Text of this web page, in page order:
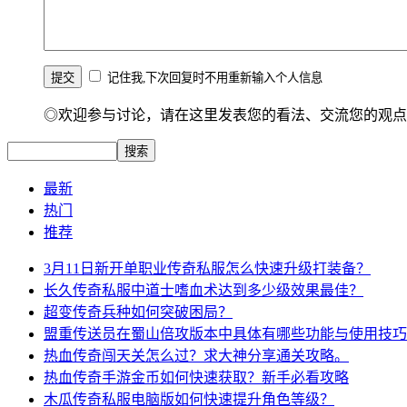
记住我,下次回复时不用重新输入个人信息
◎欢迎参与讨论，请在这里发表您的看法、交流您的观
最新
热门
推荐
3月11日新开单职业传奇私服怎么快速升级打装备？
长久传奇私服中道士嗜血术达到多少级效果最佳？
超变传奇兵种如何突破困局？
盟重传送员在蜀山倍攻版本中具体有哪些功能与使用技
热血传奇闯天关怎么过？求大神分享通关攻略。
热血传奇手游金币如何快速获取？新手必看攻略
木瓜传奇私服电脑版如何快速提升角色等级？